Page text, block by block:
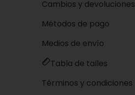
Cambios y devoluciones
Métodos de pago
Medios de envío
Tabla de talles
Términos y condiciones